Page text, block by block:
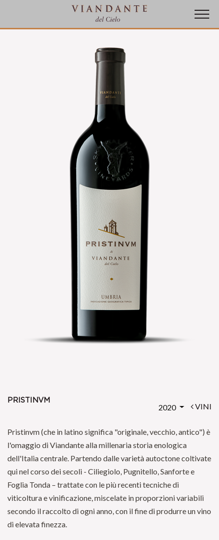
pristinvm
2020 VINI
Pristinvm (che in latino significa "originale, vecchio, antico") è
l'omaggio di Viandante alla millenaria storia enologica
dell'Italia centrale. Partendo dalle varietà autoctone coltivate
qui nel corso dei secoli - Ciliegiolo, Pugnitello, Sanforte e
Foglia Tonda – trattate con le più recenti tecniche di
viticoltura e vinificazione, miscelate in proporzioni variabili
secondo il raccolto di ogni anno, con il fine di produrre un vino
di elevata finezza.